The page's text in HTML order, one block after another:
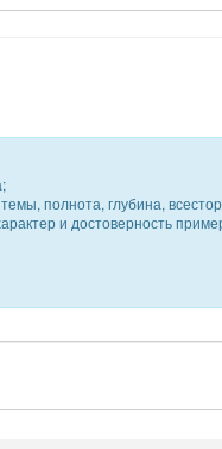
полнота, глубина,
и достоверность